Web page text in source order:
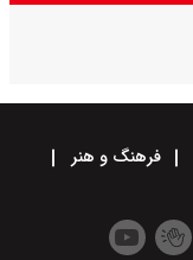
فرهنگ و هنر